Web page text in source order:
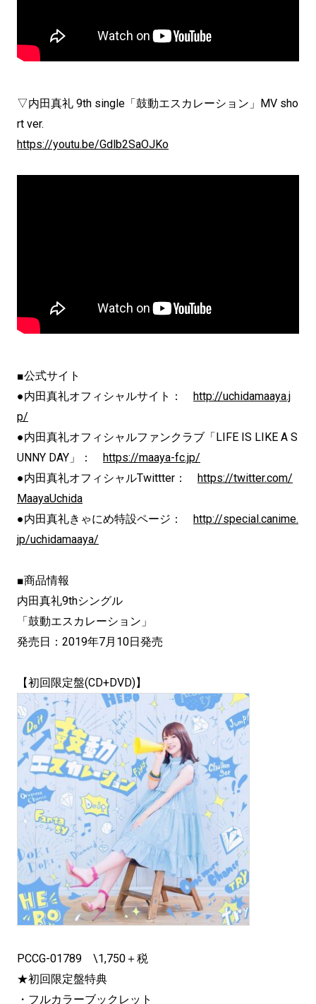
▽内田真礼 9th single「鼓動エスカレーション」MV sho
rt ver.
https://youtu.be/Gdlb2SaOJKo
■公式サイト
●内田真礼オフィシャルサイト： http://uchidamaaya.j
p/
●内田真礼オフィシャルファンクラブ「LIFE IS LIKE A S
UNNY DAY」： https://maaya-fc.jp/
●内田真礼オフィシャルTwittter： https://twitter.com/
MaayaUchida
●内田真礼きゃにめ特設ページ： http://special.canime.
jp/uchidamaaya/
■商品情報
内田真礼9thシングル
「鼓動エスカレーション」
発売日：2019年7月10日発売
【初回限定盤(CD+DVD)】
PCCG-01789 \1,750＋税
★初回限定盤特典
・フルカラーブックレット